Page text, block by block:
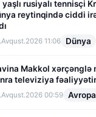
yaşlı rusiyalı tennisçi
reytinqində ciddi
11:06 Dünya
Makkol xərçənglə
televiziya
00:59 Avropa